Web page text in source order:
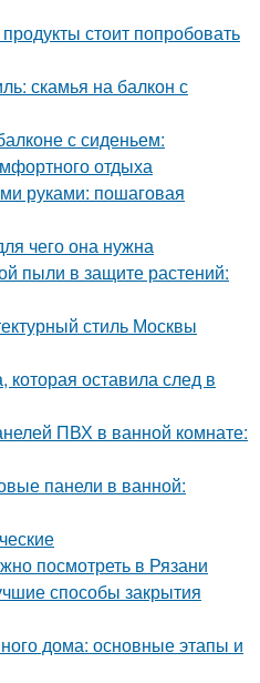
стоит попробовать
скамья на балкон с
с сиденьем:
отдыха
руками: пошаговая
чего она нужна
пыли в защите растений:
стиль Москвы
которая оставила след в
ПВХ в ванной комнате:
панели в ванной:
посмотреть в Рязани
способы закрытия
дома: основные этапы и